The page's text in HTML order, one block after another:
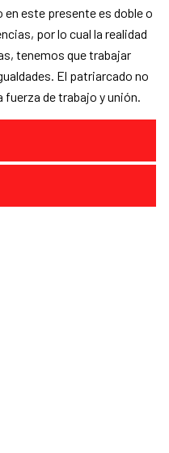
este presente es doble o
por lo cual la realidad
tenemos que trabajar
El patriarcado no
fuerza de trabajo y unión.